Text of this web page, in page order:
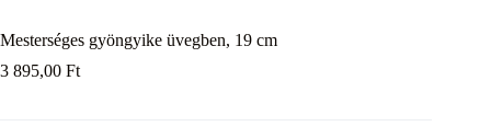
Mesterséges gyöngyike üvegben, 19 cm
3 895,00 Ft